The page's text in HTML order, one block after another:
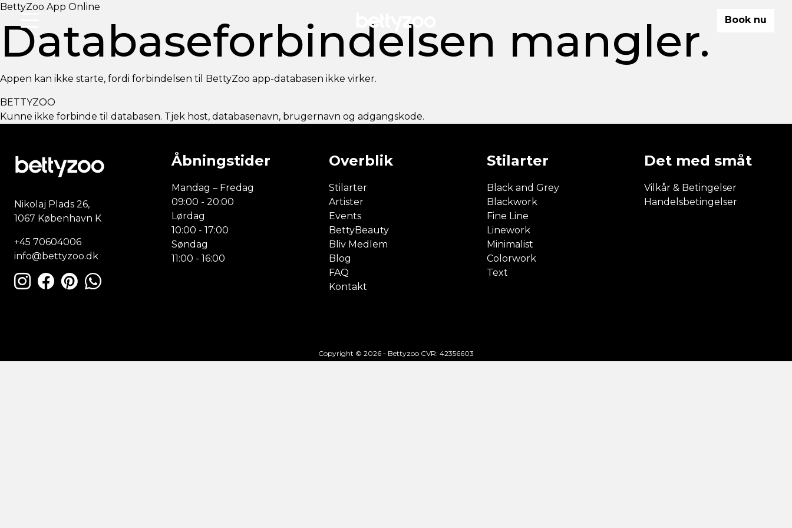
Book nu
BettyZoo App Online
Databaseforbindelsen mangler.
Appen kan ikke starte, fordi forbindelsen til BettyZoo app-databasen ikke virker.
BETTYZOO
Kunne ikke forbinde til databasen. Tjek host, databasenavn, brugernavn og adgangskode.
Nikolaj Plads 26,
1067 København K
+45 70604006
info@bettyzoo.dk
Åbningstider
Mandag – Fredag
09:00 - 20:00
Lørdag
10:00 - 17:00
Søndag
11:00 - 16:00
Overblik
Stilarter
Artister
Events
BettyBeauty
Bliv Medlem
Blog
FAQ
Kontakt
Stilarter
Black and Grey
Blackwork
Fine Line
Linework
Minimalist
Colorwork
Text
Det med småt
Vilkår & Betingelser
Handelsbetingelser
Copyright © 2026 - Bettyzoo CVR: 42356603